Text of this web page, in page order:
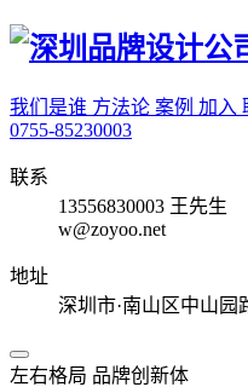
我们是谁 方法论 案例 加入
0755-85230003
联系
13556830003 王先生
w@zoyoo.net
地址
深圳市·南山区中山园
左右格局 品牌创新体